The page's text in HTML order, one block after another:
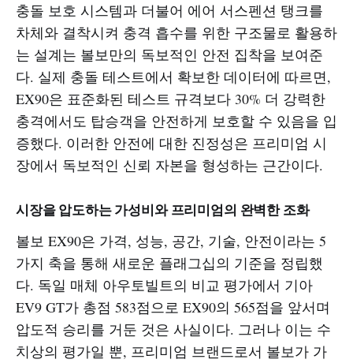
충돌 보호 시스템과 더불어 에어 서스펜션 탱크를
차체와 결착시켜 충격 흡수를 위한 구조물로 활용하
는 설계는 볼보만의 독보적인 안전 집착을 보여준
다. 실제 충돌 테스트에서 확보한 데이터에 따르면,
EX90은 표준화된 테스트 규격보다 30% 더 강력한
충격에서도 탑승객을 안전하게 보호할 수 있음을 입
증했다. 이러한 안전에 대한 진정성은 프리미엄 시
장에서 독보적인 신뢰 자본을 형성하는 근간이다.
시장을 압도하는 가성비와 프리미엄의 완벽한 조화
볼보 EX90은 가격, 성능, 공간, 기술, 안전이라는 5
가지 축을 통해 새로운 플래그십의 기준을 정립했
다. 독일 매체 아우토빌트의 비교 평가에서 기아
EV9 GT가 총점 583점으로 EX90의 565점을 앞서며
압도적 승리를 거둔 것은 사실이다. 그러나 이는 수
치상의 평가일 뿐, 프리미엄 브랜드로서 볼보가 가